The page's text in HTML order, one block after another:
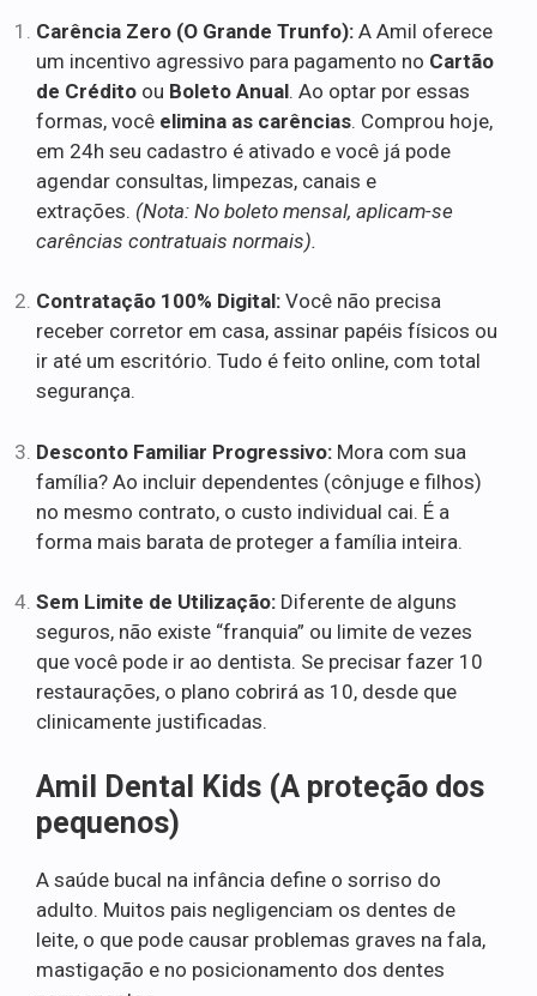
Carência Zero (O Grande Trunfo): A Amil oferece
um incentivo agressivo para pagamento no Cartão
de Crédito ou Boleto Anual. Ao optar por essas
formas, você elimina as carências. Comprou hoje,
em 24h seu cadastro é ativado e você já pode
agendar consultas, limpezas, canais e
extrações. (Nota: No boleto mensal, aplicam-se
carências contratuais normais).
Contratação 100% Digital: Você não precisa
receber corretor em casa, assinar papéis físicos ou
ir até um escritório. Tudo é feito online, com total
segurança.
Desconto Familiar Progressivo: Mora com sua
família? Ao incluir dependentes (cônjuge e filhos)
no mesmo contrato, o custo individual cai. É a
forma mais barata de proteger a família inteira.
Sem Limite de Utilização: Diferente de alguns
seguros, não existe “franquia” ou limite de vezes
que você pode ir ao dentista. Se precisar fazer 10
restaurações, o plano cobrirá as 10, desde que
clinicamente justificadas.
Amil Dental Kids (A proteção dos
pequenos)
A saúde bucal na infância define o sorriso do
adulto. Muitos pais negligenciam os dentes de
leite, o que pode causar problemas graves na fala,
mastigação e no posicionamento dos dentes